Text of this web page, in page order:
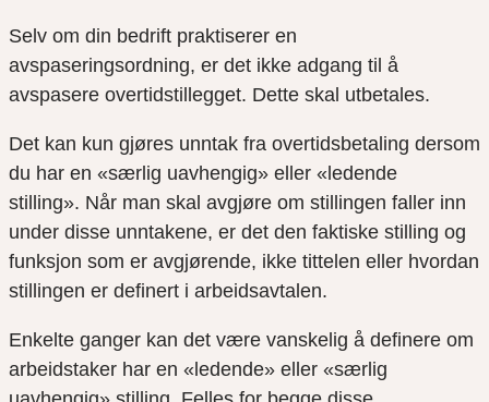
Selv om din bedrift praktiserer en
avspaseringsordning, er det ikke adgang til å
avspasere overtidstillegget. Dette skal utbetales.
Det kan kun gjøres unntak fra overtidsbetaling dersom
du har en «særlig uavhengig» eller «ledende
stilling». Når man skal avgjøre om stillingen faller inn
under disse unntakene, er det den faktiske stilling og
funksjon som er avgjørende, ikke tittelen eller hvordan
stillingen er definert i arbeidsavtalen.
Enkelte ganger kan det være vanskelig å definere om
arbeidstaker har en « ledende» eller «særlig